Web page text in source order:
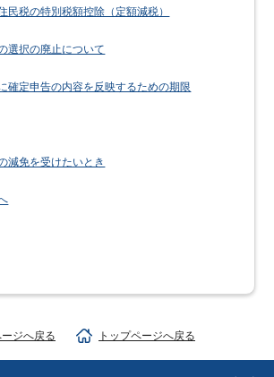
民税の特別税額控除（定額減税）
選択の廃止について
確定申告の内容を反映するための期限
減免を受けたいとき
ジへ戻る トップページへ戻る